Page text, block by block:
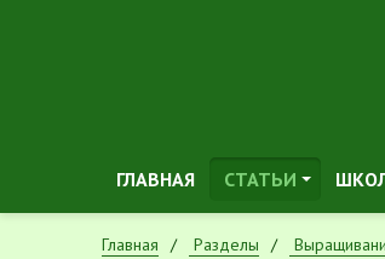
ГЛАВНАЯ СТАТЬИ
Главная Разделы